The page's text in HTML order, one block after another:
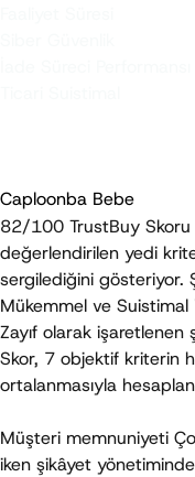
Caploonba Bebe
82/100 TrustBuy
değerlendirilen yedi
sergilediğini gösteriyor.
Mükemmel ve Suistimal
Zayıf olarak işaretlenen
Skor, 7 objektif kriterin
ortalanmasıyla
Müşteri memnuniyeti
iken şikâyet yönetiminde